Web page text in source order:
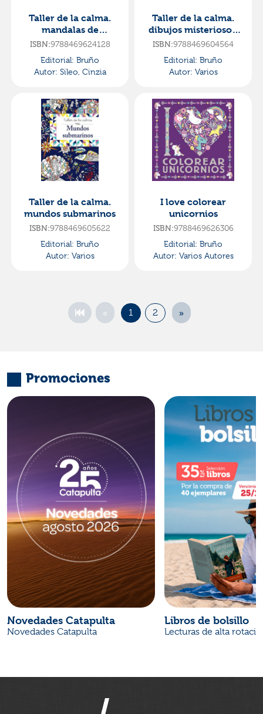
Taller de la calma.
mandalas de
animales
ISBN:9788469624128
Editorial: Bruño
Autor: Sileo, Cinzia
Taller de la calma.
dibujos misteriosos.
números y colores
ISBN:9788469604564
Editorial: Bruño
Autor: Varios
Taller de la calma.
mundos submarinos
ISBN:9788469605622
Editorial: Bruño
Autor: Varios
I love colorear
unicornios
ISBN:9788469626306
Editorial: Bruño
Autor: Varios Autores
« 1 2 »
Promociones
Novedades Catapulta
Novedades Catapulta
Libros de bolsillo
Lecturas de alta